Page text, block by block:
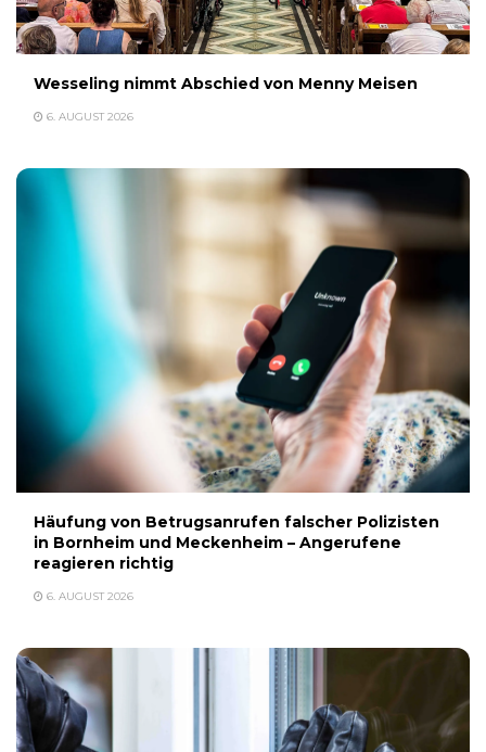
Wesseling nimmt Abschied von Menny Meisen
6. AUGUST 2026
Häufung von Betrugsanrufen falscher Polizisten
in Bornheim und Meckenheim – Angerufene
reagieren richtig
6. AUGUST 2026